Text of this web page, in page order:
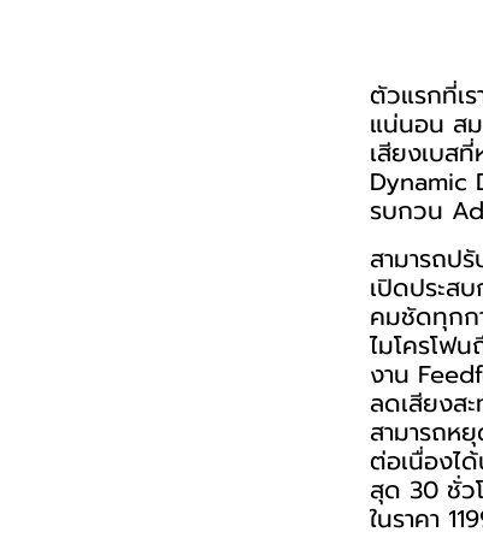
ตัวแรกที่เ
แน่นอน ส
เสียงเบส
Dynamic
รบกวน
สามารถป
เปิดประส
คมชัดทุกก
ไมโครโฟ
งาน
ลดเสียงส
สามารถห
ต่อเนื่องไ
สุด 30 ชั่ว
ในราคา